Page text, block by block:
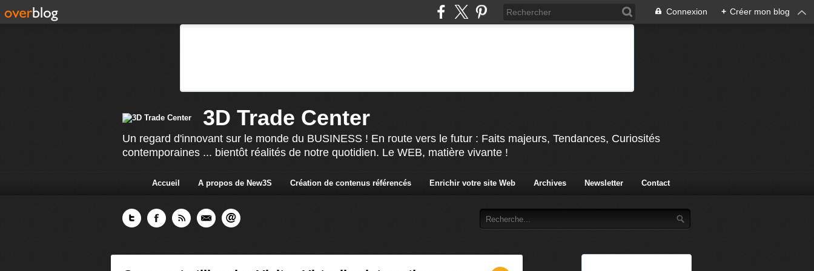
Connexion + Créer mon blog
3D Trade Center
Un regard d'innovant sur le monde du BUSINESS ! En route vers le futur : Faits majeurs, Tendances, Curiosités
contemporaines ... bientôt réalités de notre quotidien. Le WEB, matière vivante !
Accueil A propos de New3S Création de contenus référencés Enrichir votre site Web Archives Newsletter Contact